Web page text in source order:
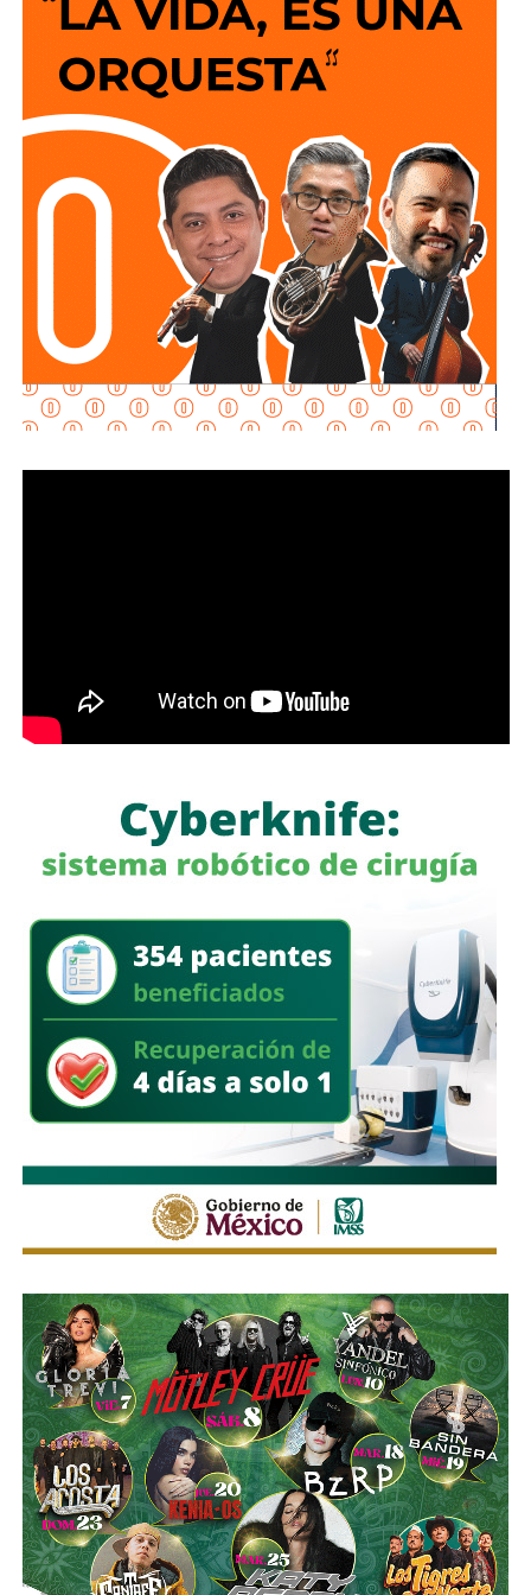
acciones realizadas con apoyo de terceros para ocultar o
Explicó que la propuesta se desarrolla en dos vertientes
principales: e stablecer de manera objetiva
determinadas conductas evasivas del deudor
alimentario
y penalizar la coparticipación de terceras
personas que, con conocimiento de la obligación
existente, contribuyan a impedir su cumplimiento.
La diputada María Dolores Robles Chairez destacó que la
modificación busca brindar mayores herramientas jurídicas
para proteger el derecho de niñas, niños y demás
personas acreedoras alimentarias, evitando que
maniobras de carácter patrimonial sean utilizadas para
establecidas por la autoridad judicial.
durante periodos relacionados con procesos familiares y
la transferencia de bienes a familiares o personas de
confianza que actúan como titulares aparentes.
Con esta iniciativa se busca establecer que comete el
delito de incumplimiento de las obligaciones de
asistencia familiar quien se coloque intencionalmente en
estado de insolvencia con el propósito de eludir el
cumplimiento de las obligaciones alimentarias
establecidas por la ley.
La legislación establecerá que, salvo prueba en contrario,
se presumirá dicha intención cuando el deudor, sin causa
goce de sueldo, cuando este constituya su único o
principal medio para obtener ingresos.
Asimismo, se establecen sanciones para quienes, durante
un proceso judicial o existiendo una resolución firme,
enajenen intencionalmente de manera parcial o total sus
bienes con la finalidad de eludir obligaciones alimentarias.
De igual manera, se sancionará a quienes, teniendo
conocimiento de la existencia de una obligación
alimentaria o de un proceso judicial en curso, ayuden al